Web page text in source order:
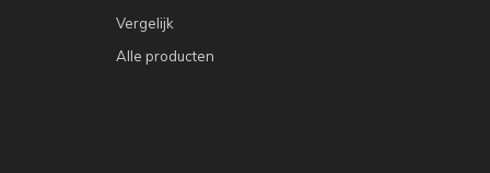
Vergelijk
Alle producten